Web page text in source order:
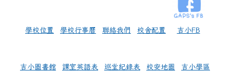
學校位置 學校行事曆 聯絡我們 校舍配置 吉小FB
吉小圖書館 課室英語表 巡堂紀錄表 校安地圖 吉小學區